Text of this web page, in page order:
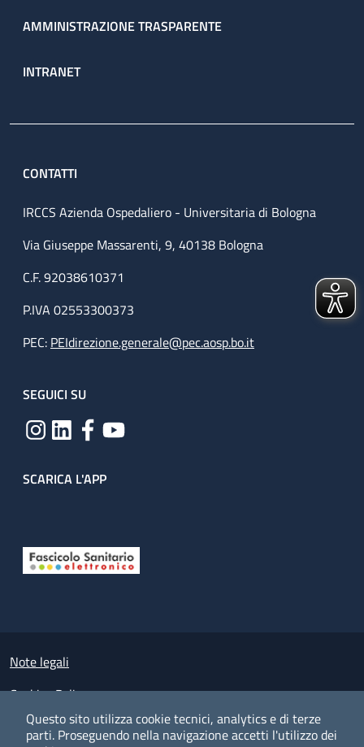
Questo sito utilizza cookie tecnici, analytics e di terze
parti. Proseguendo nella navigazione accetti l'utilizzo dei
AMMINISTRAZIONE TRASPARENTE
INTRANET
CONTATTI
IRCCS Azienda Ospedaliero - Universitaria di Bologna
Via Giuseppe Massarenti, 9, 40138 Bologna
C.F. 92038610371
P.IVA 02553300373
PEC: PEIdirezione.generale@pec.aosp.bo.it
SEGUICI SU
SCARICA L'APP
Small prints
Note legali
Cookies Policy
Policy privacy e protezione del dato personale